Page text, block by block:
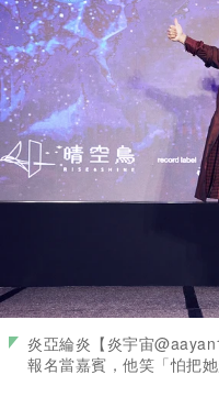
炎亞綸炎【炎宇宙
報名當嘉賓，他笑「怕把她